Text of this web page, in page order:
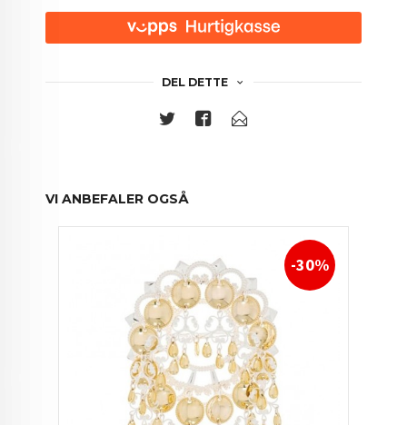
DEL DETTE
VI ANBEFALER OGSÅ
-30%